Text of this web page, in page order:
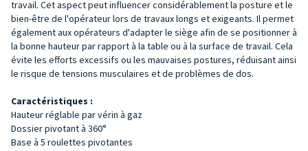
travail. Cet aspect peut influencer considérablement la posture et le
bien-être de l'opérateur lors de travaux longs et exigeants. Il permet
également aux opérateurs d'adapter le siège afin de se positionner à
la bonne hauteur par rapport à la table ou à la surface de travail. Cela
évite les efforts excessifs ou les mauvaises postures, réduisant ainsi
le risque de tensions musculaires et de problèmes de dos.
Caractéristiques :
Hauteur réglable par vérin à gaz
Dossier pivotant à 360°
Base à 5 roulettes pivotantes